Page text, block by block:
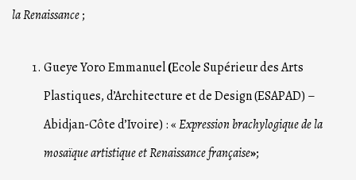
la Renaissance;
Gueye Yoro Emmanuel(Ecole Supérieur des Arts
Plastiques, d’Architecture et de Design (ESAPAD) –
Abidjan-Côte d’Ivoire) : «Expression brachylogique de la
mosaïque artistique et Renaissance française»;